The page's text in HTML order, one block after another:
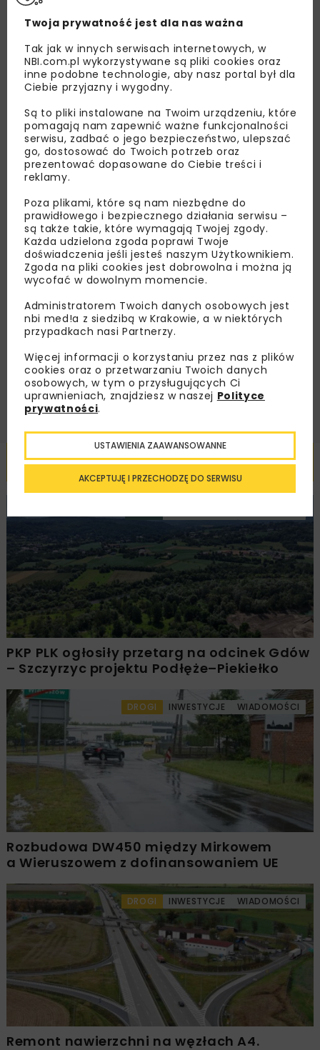
Lubisz wiedzieć więcej?
nas najlepsze informacje branżowe,
zaproszenia na wydarzenia, atrakcyjne oferty i
dedykowane akcje specjalne.
Zapoznałam/em się zPolityką Prywatnościi
Regulaminem oraz wyrażam zgodę na otrzymywanie na
podany przeze mnie adres e-mail korespondencji
handlowej w postaci newslettera.
ZAPISZ MNIE
Powiązane artykuły
PKP PLK ogłosiły przetarg na odcinek Gdów
– Szczyrzyc projektu Podłęże–Piekiełko
DROGI INWESTYCJE WIADOMOŚCI
Rozbudowa DW450 między Mirkowem
a Wieruszowem z dofinansowaniem UE
DROGI INWESTYCJE WIADOMOŚCI
Remont nawierzchni na węzłach A4.
Twoja prywatność jest dla nas ważna
Tak jak w innych serwisach internetowych, w
NBI.com.pl wykorzystywane są pliki cookies oraz
inne podobne technologie, aby nasz portal był dla
Ciebie przyjazny i wygodny.
Są to pliki instalowane na Twoim urządzeniu, które
pomagają nam zapewnić ważne funkcjonalności
serwisu, zadbać o jego bezpieczeństwo, ulepszać
go, dostosować do Twoich potrzeb oraz
prezentować dopasowane do Ciebie treści i
reklamy.
Poza plikami, które są nam niezbędne do
prawidłowego i bezpiecznego działania serwisu –
są także takie, które wymagają Twojej zgody.
Każda udzielona zgoda poprawi Twoje
doświadczenia jeśli jesteś naszym Użytkownikiem.
Zgoda na pliki cookies jest dobrowolna i można ją
wycofać w dowolnym momencie.
Administratorem Twoich danych osobowych jest
nbi med!a z siedzibą w Krakowie, a w niektórych
przypadkach nasi Partnerzy.
Więcej informacji o korzystaniu przez nas z plików
cookies oraz o przetwarzaniu Twoich danych
osobowych, w tym o przysługujących Ci
uprawnieniach, znajdziesz w naszej Polityce
prywatności.
AKCEPTUJĘ I PRZECHODZĘ DO SERWISU
USTAWIENIA ZAAWANSOWANNE